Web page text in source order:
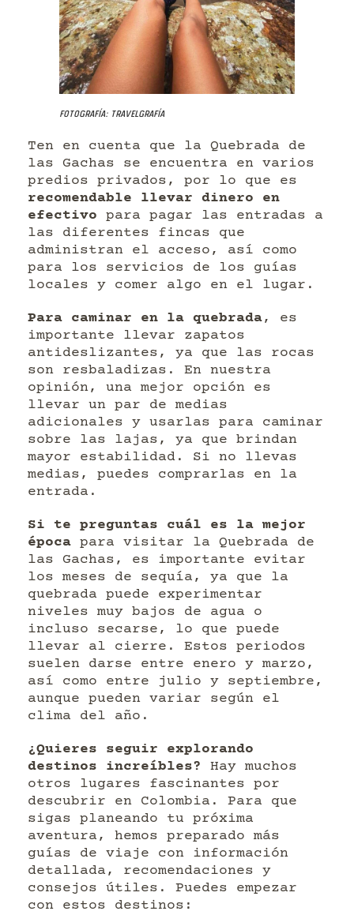
Fotografía: Travelgrafía
Ten en cuenta que la Quebrada de
las Gachas se encuentra en varios
predios privados, por lo que es
recomendable llevar dinero en
efectivo para pagar las entradas a
las diferentes fincas que
administran el acceso, así como
para los servicios de los guías
locales y comer algo en el lugar.
Para caminar en la quebrada, es
importante llevar zapatos
antideslizantes, ya que las rocas
son resbaladizas. En nuestra
opinión, una mejor opción es
llevar un par de medias
adicionales y usarlas para caminar
sobre las lajas, ya que brindan
mayor estabilidad. Si no llevas
medias, puedes comprarlas en la
entrada.
Si te preguntas cuál es la mejor
época para visitar la Quebrada de
las Gachas, es importante evitar
los meses de sequía, ya que la
quebrada puede experimentar
niveles muy bajos de agua o
incluso secarse, lo que puede
llevar al cierre. Estos periodos
suelen darse entre enero y marzo,
así como entre julio y septiembre,
aunque pueden variar según el
clima del año.
¿Quieres seguir explorando
destinos increíbles? Hay muchos
otros lugares fascinantes por
descubrir en Colombia. Para que
sigas planeando tu próxima
aventura, hemos preparado más
guías de viaje con información
detallada, recomendaciones y
consejos útiles. Puedes empezar
con estos destinos: